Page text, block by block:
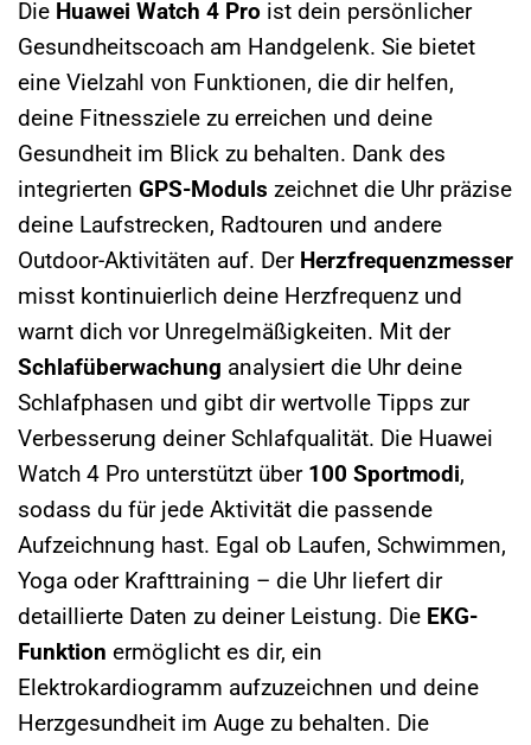
Die Huawei Watch 4 Pro ist dein persönlicher
Gesundheitscoach am Handgelenk. Sie bietet
eine Vielzahl von Funktionen, die dir helfen,
deine Fitnessziele zu erreichen und deine
Gesundheit im Blick zu behalten. Dank des
integrierten GPS-Moduls zeichnet die Uhr präzise
deine Laufstrecken, Radtouren und andere
Outdoor-Aktivitäten auf. Der Herzfrequenzmesser
misst kontinuierlich deine Herzfrequenz und
warnt dich vor Unregelmäßigkeiten. Mit der
Schlafüberwachung analysiert die Uhr deine
Schlafphasen und gibt dir wertvolle Tipps zur
Verbesserung deiner Schlafqualität. Die Huawei
Watch 4 Pro unterstützt über 100 Sportmodi,
sodass du für jede Aktivität die passende
Aufzeichnung hast. Egal ob Laufen, Schwimmen,
Yoga oder Krafttraining – die Uhr liefert dir
detaillierte Daten zu deiner Leistung. Die EKG-
Funktion ermöglicht es dir, ein
Elektrokardiogramm aufzuzeichnen und deine
Herzgesundheit im Auge zu behalten. Die